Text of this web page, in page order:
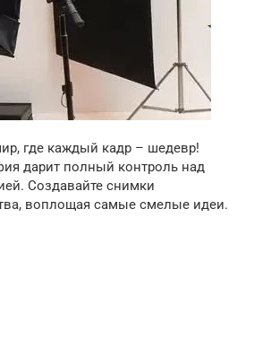
где каждый кадр – шедевр!
дарит полный контроль над
Создавайте снимки
воплощая самые смелые идеи.